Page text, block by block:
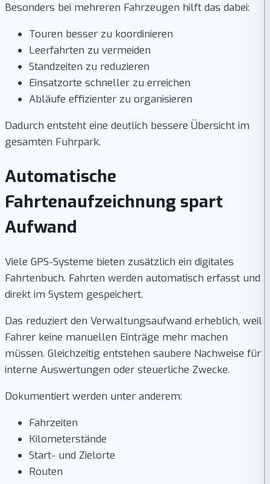
Besonders bei mehreren Fahrzeugen hilft das dabei:
Touren besser zu koordinieren
Leerfahrten zu vermeiden
Standzeiten zu reduzieren
Einsatzorte schneller zu erreichen
Abläufe effizienter zu organisieren
Dadurch entsteht eine deutlich bessere Übersicht im
gesamten Fuhrpark.
Automatische
Fahrtenaufzeichnung spart
Aufwand
Viele GPS-Systeme bieten zusätzlich ein digitales
Fahrtenbuch. Fahrten werden automatisch erfasst und
direkt im System gespeichert.
Das reduziert den Verwaltungsaufwand erheblich, weil
Fahrer keine manuellen Einträge mehr machen
müssen. Gleichzeitig entstehen saubere Nachweise für
interne Auswertungen oder steuerliche Zwecke.
Dokumentiert werden unter anderem:
Fahrzeiten
Kilometerstände
Start- und Zielorte
Routen